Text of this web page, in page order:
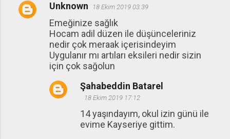
Unknown 18 Ekim 2019 03:39
Emeğinize sağlık
Hocam adil düzen ile düşünceleriniz
nedir çok meraak içerisindeyim
Uygulanır mı artıları eksileri nedir sizin
için çok sağolun
Şahabeddin Batarel
18 Ekim 2019 17:12
14 yaşındayım, okul izin günü ile
evime Kayseriye gittim.